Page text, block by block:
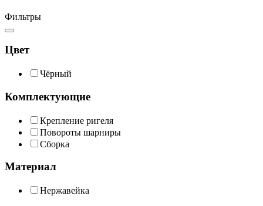
Фильтры
Цвет
Чёрный
Комплектующие
Крепление ригеля
Повороты шарниры
Сборка
Материал
Нержавейка